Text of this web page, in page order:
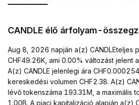
CANDLE élő árfolyam-
Aug 8, 2026 napján a(z) CANDLEteljes
CHF49.26K, ami 0.00% változást jelent
A(z) CANDLE jelenlegi ára
kereskedési volumen CHF2.38. A(z)
lévő tokenszáma 193.31M, a maximális
1.00B. A piaci kapitalizáció alapján a(z)